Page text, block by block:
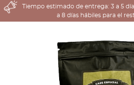
COLOMBIA CAFETERA
Tiempo estimado de entrega: 3 a 5
a 8 días hábiles para el